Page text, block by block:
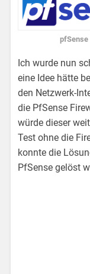
pfSense
Ich wurde nun
eine Idee hätte
den Netzwerk-
die PfSense
würde dieser
Test ohne die
konnte die
PfSense gelöst